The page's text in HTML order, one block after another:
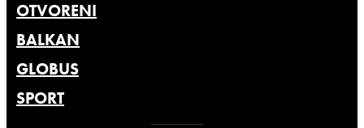
OTVORENI
BALKAN
GLOBUS
SPORT